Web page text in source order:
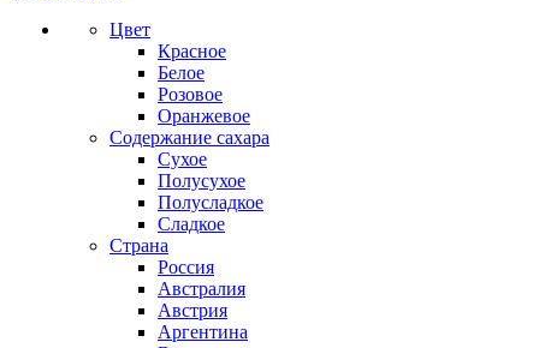
Цвет
Красное
Белое
Розовое
Оранжевое
Содержание сахара
Сухое
Полусухое
Полусладкое
Сладкое
Страна
Россия
Австралия
Австрия
Аргентина